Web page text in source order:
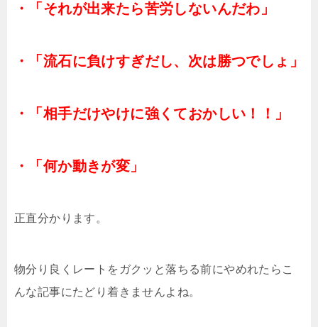
・「それが出来たら苦労しないんだわ」
・「流石に負けすぎだし、次は勝つでしょ」
・「相手だけやけに強くておかしい！！」
・「何か動きが変」
正直分かります。
物分り良くレートをガクッと落ちる前にやめれたらこ
んな記事にたどり着きませんよね。